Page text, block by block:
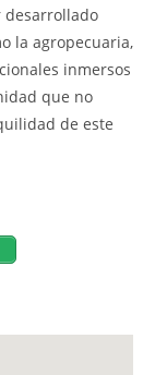
desarrollado
la agropecuaria,
inmersos
que no
de este